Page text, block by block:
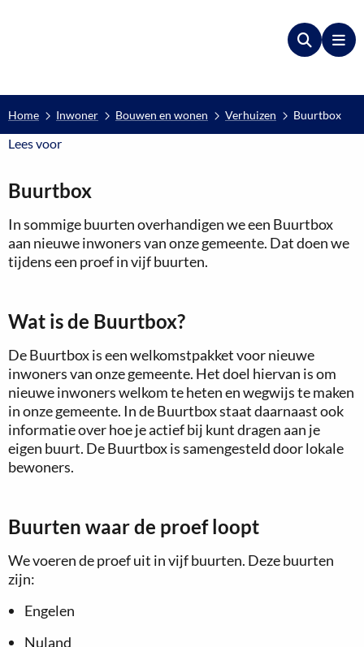
Zoeken
Home Inwoner Bouwen en wonen Verhuizen Buurtbox
Lees voorLees voor
Buurtbox
In sommige buurten overhandigen we een Buurtbox
aan nieuwe inwoners van onze gemeente. Dat doen we
tijdens een proef in vijf buurten.
Wat is de Buurtbox?
De Buurtbox is een welkomstpakket voor nieuwe
inwoners van onze gemeente. Het doel hiervan is om
nieuwe inwoners welkom te heten en wegwijs te maken
in onze gemeente. In de Buurtbox staat daarnaast ook
informatie over hoe je actief bij kunt dragen aan je
eigen buurt. De Buurtbox is samengesteld door lokale
bewoners.
Buurten waar de proef loopt
We voeren de proef uit in vijf buurten. Deze buurten
zijn:
Engelen
Nuland